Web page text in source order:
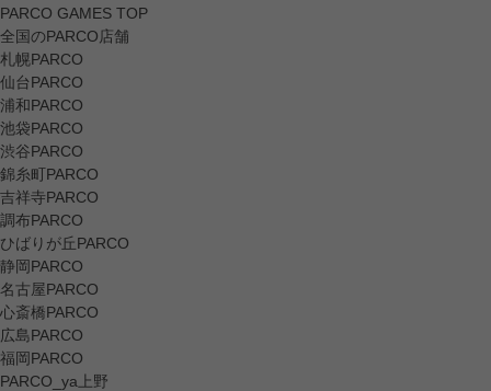
PARCO GAMES TOP
全国のPARCO店舗
札幌PARCO
仙台PARCO
浦和PARCO
池袋PARCO
渋谷PARCO
錦糸町PARCO
吉祥寺PARCO
調布PARCO
ひばりが丘PARCO
静岡PARCO
名古屋PARCO
心斎橋PARCO
広島PARCO
福岡PARCO
PARCO_ya上野